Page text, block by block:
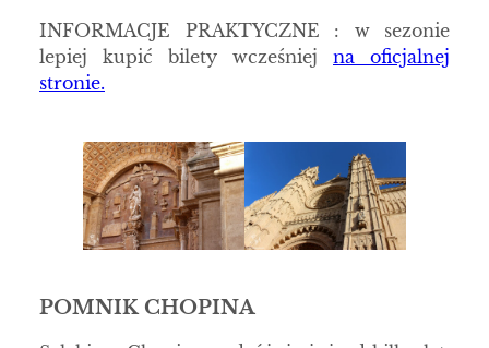
INFORMACJE PRAKTYCZNE : w sezonie
lepiej kupić bilety wcześniej na oficjalnej
stronie.
POMNIK CHOPINA